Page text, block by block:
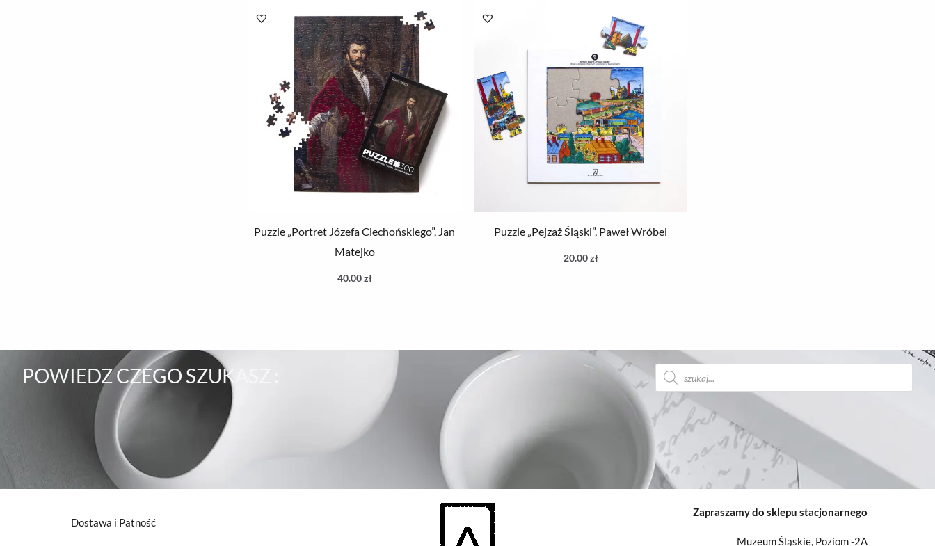
Puzzle „Portret Józefa Ciechońskiego”, Jan
Matejko
40.00zł
Puzzle „Pejzaż Śląski”, Paweł Wróbel
20.00zł
POWIEDZ CZEGO SZUKASZ :
Wyszukiwarka
produktów
Dostawa i Patność
Zapraszamy do sklepu stacjonarnego
Muzeum Śląskie, Poziom -2A